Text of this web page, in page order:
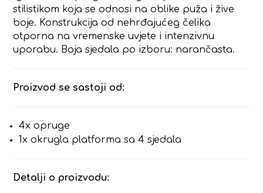
stilistikom koja se odnosi na oblike puža i žive
boje. Konstrukcija od nehrđajućeg čelika
otporna na vremenske uvjete i intenzivnu
uporabu. Boja sjedala po izboru: narančasta.
Proizvod se sastoji od:
4x opruge
1x okrugla platforma sa 4 sjedala
Detalji o proizvodu: